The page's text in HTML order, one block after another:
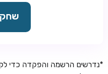
שחק
*נדרשים הרשמה והפקדה כדי